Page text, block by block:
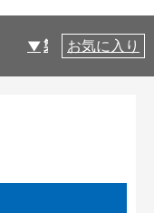
製品仕様
お気に入り